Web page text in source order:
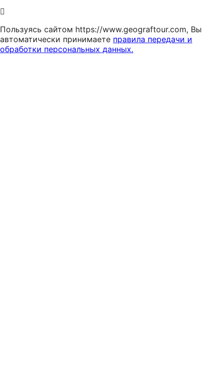
Пользуясь сайтом https://www.geograftour.com, Вы
автоматически принимаете правила передачи и
обработки персональных данных.